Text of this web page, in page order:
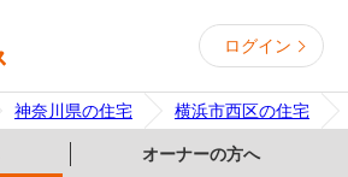
ログイン
神奈川県の住宅 横浜市西区の住宅
オーナーの方へ